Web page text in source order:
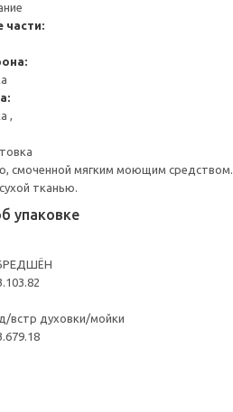
части:
,
смоченной мягким моющим средством.
тканью.
упаковке
встр духовки/мойки